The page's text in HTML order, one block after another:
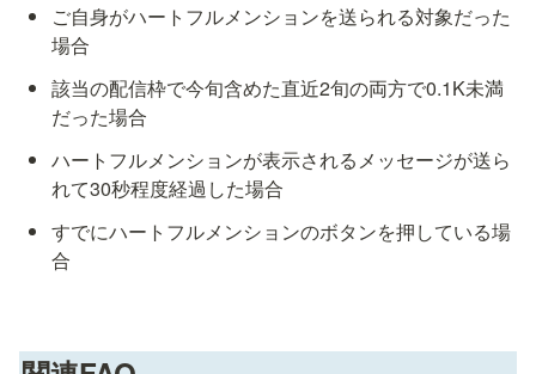
ご自身がハートフルメンションを送られる対象だった
場合
該当の配信枠で今旬含めた直近2旬の両方で0.1K未満
だった場合
ハートフルメンションが表示されるメッセージが送ら
れて30秒程度経過した場合
すでにハートフルメンションのボタンを押している場
合